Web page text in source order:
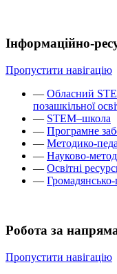
Інформаційно-
Пропустити навігацію
— Обласний
позашкільної
— STEM–школа
— Програмне
— Методико-
— Науково-
— Освітні
—
Робота за
Пропустити навігацію